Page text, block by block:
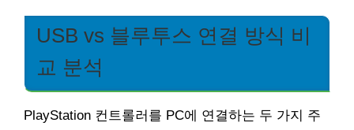
USB vs 블루투스 연결 방식 비
교 분석
PlayStation 컨트롤러를 PC에 연결하는 두 가지 주